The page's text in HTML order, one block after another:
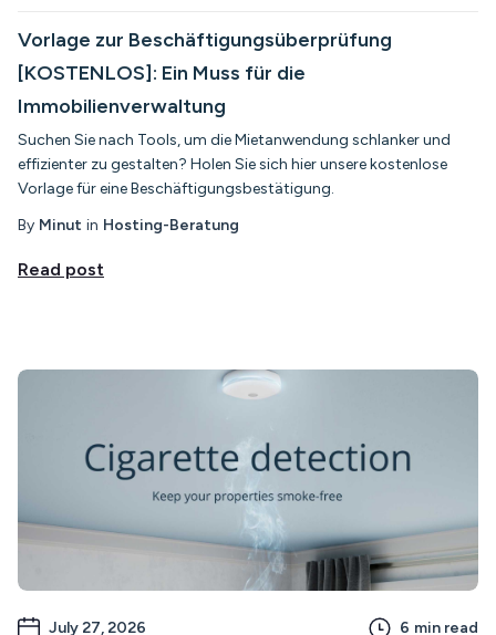
Vorlage zur Beschäftigungsüberprüfung
[KOSTENLOS]: Ein Muss für die
Immobilienverwaltung
Suchen Sie nach Tools, um die Mietanwendung schlanker und
effizienter zu gestalten? Holen Sie sich hier unsere kostenlose
Vorlage für eine Beschäftigungsbestätigung.
By Minut in Hosting-Beratung
Read post
July 27, 2026 6 min read